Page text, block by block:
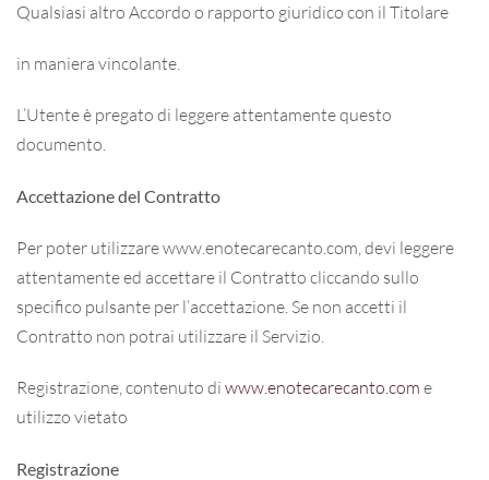
Qualsiasi altro Accordo o rapporto giuridico con il Titolare
in maniera vincolante.
L’Utente è pregato di leggere attentamente questo
documento.
Accettazione del Contratto
Per poter utilizzare www.enotecarecanto.com, devi leggere
attentamente ed accettare il Contratto cliccando sullo
specifico pulsante per l’accettazione. Se non accetti il
Contratto non potrai utilizzare il Servizio.
Registrazione, contenuto di www.enotecarecanto.com e
utilizzo vietato
Registrazione